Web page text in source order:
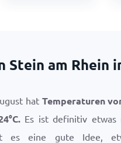
Stein am Rhein
hat Temperaturen
°C.Es ist definitiv etwas
es eine gute Idee,